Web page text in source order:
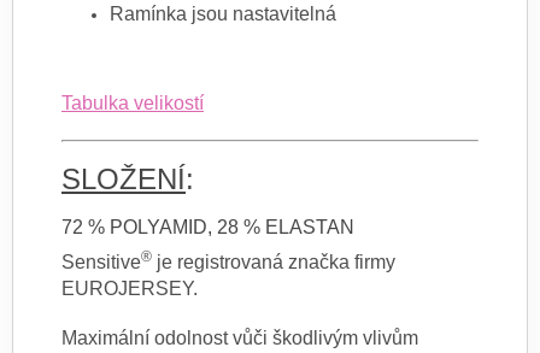
Ramínka jsou nastavitelná
Tabulka velikostí
SLOŽENÍ:
72 % POLYAMID, 28 % ELASTAN
Sensitive® je registrovaná značka firmy
EUROJERSEY.
Maximální odolnost vůči škodlivým vlivům